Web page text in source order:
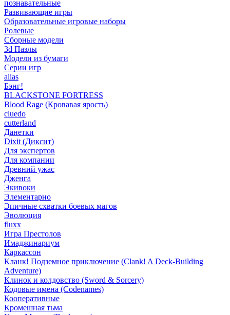
познавательные
Развивающие игры
Образовательные игровые наборы
Ролевые
Сборные модели
3d Пазлы
Модели из бумаги
Серии игр
alias
Бэнг!
BLACKSTONE FORTRESS
Blood Rage (Кровавая ярость)
cluedo
cutterland
Данетки
Dixit (Диксит)
Для экспертов
Для компании
Древний ужас
Дженга
Экивоки
Элементарно
Эпичные схватки боевых магов
Эволюция
fluxx
Игра Престолов
Имаджинариум
Каркассон
Кланк! Подземное приключение (Clank! A Deck-Building
Adventure)
Клинок и колдовство (Sword & Sorcery)
Кодовые имена (Codenames)
Кооперативные
Кромешная тьма